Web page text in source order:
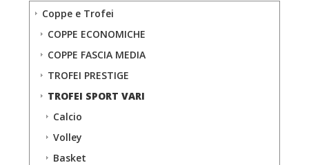
Coppe e Trofei
COPPE ECONOMICHE
COPPE FASCIA MEDIA
TROFEI PRESTIGE
TROFEI SPORT VARI
Calcio
Volley
Basket